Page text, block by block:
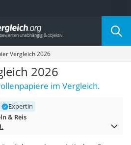
Kategorie
Vergleich 2026
2026
im Vergleich.
Expertin
& Reis